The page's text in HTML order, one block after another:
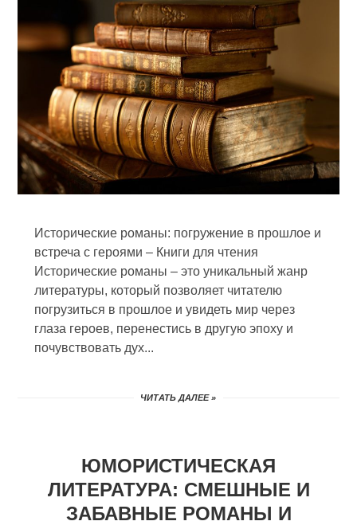
Исторические романы: погружение в прошлое и
встреча с героями – Книги для чтения
Исторические романы – это уникальный жанр
литературы, который позволяет читателю
погрузиться в прошлое и увидеть мир через
глаза героев, перенестись в другую эпоху и
почувствовать дух...
ЧИТАТЬ ДАЛЕЕ »
ЮМОРИСТИЧЕСКАЯ
ЛИТЕРАТУРА: СМЕШНЫЕ И
ЗАБАВНЫЕ РОМАНЫ И